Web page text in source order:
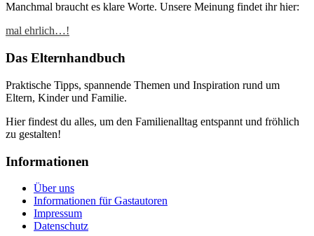
Manchmal braucht es klare Worte. Unsere Meinung findet ihr hier:
mal ehrlich…!
Das Elternhandbuch
Praktische Tipps, spannende Themen und Inspiration rund um
Eltern, Kinder und Familie.
Hier findest du alles, um den Familienalltag entspannt und fröhlich
zu gestalten!
Informationen
Über uns
Informationen für Gastautoren
Impressum
Datenschutz